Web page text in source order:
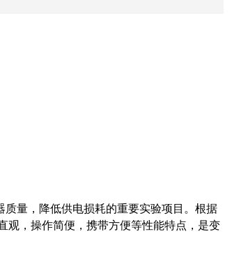
量，降低供电损耗的重要实验项目。根据
观，操作简便，携带方便等性能特点，是变